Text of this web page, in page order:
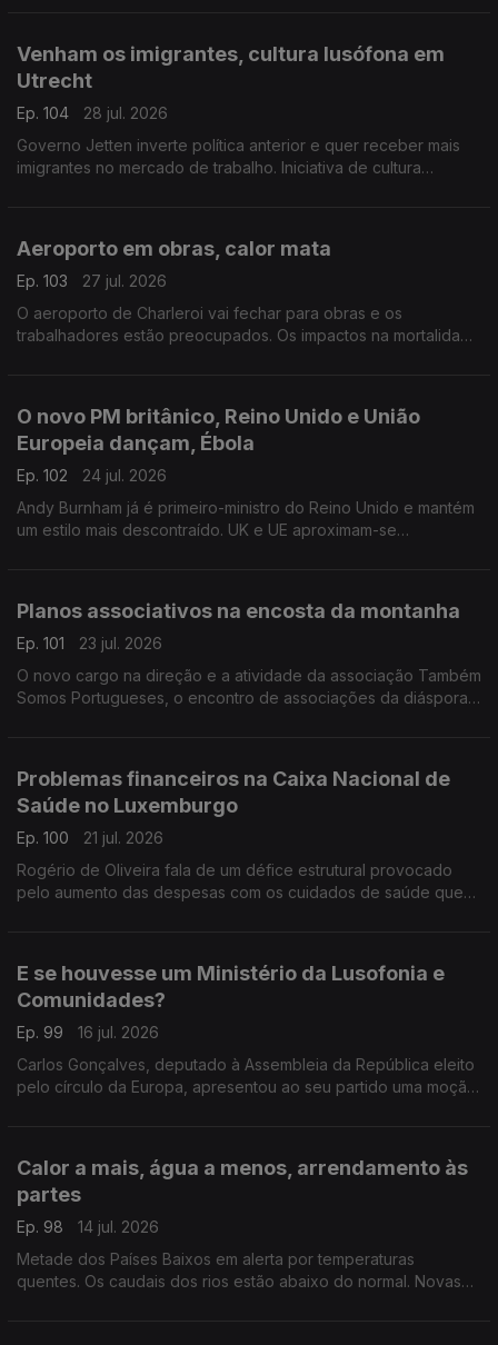
Venham os imigrantes, cultura lusófona em
Utrecht
Ep. 104
28 jul. 2026
Governo Jetten inverte política anterior e quer receber mais
imigrantes no mercado de trabalho. Iniciativa de cultura
Aeroporto em obras, calor mata
Ep. 103
27 jul. 2026
O aeroporto de Charleroi vai fechar para obras e os
trabalhadores estão preocupados. Os impactos na mortalidade
O novo PM britânico, Reino Unido e União
Europeia dançam, Ébola
Ep. 102
24 jul. 2026
Andy Burnham já é primeiro-ministro do Reino Unido e mantém
um estilo mais descontraído. UK e UE aproximam-se
Planos associativos na encosta da montanha
Ep. 101
23 jul. 2026
O novo cargo na direção e a atividade da associação Também
Somos Portugueses, o encontro de associações da diáspora
Problemas financeiros na Caixa Nacional de
Saúde no Luxemburgo
Ep. 100
21 jul. 2026
Rogério de Oliveira fala de um défice estrutural provocado
pelo aumento das despesas com os cuidados de saúde que
E se houvesse um Ministério da Lusofonia e
Comunidades?
Ep. 99
16 jul. 2026
Carlos Gonçalves, deputado à Assembleia da República eleito
pelo círculo da Europa, apresentou ao seu partido uma moção
Calor a mais, água a menos, arrendamento às
partes
Ep. 98
14 jul. 2026
Metade dos Países Baixos em alerta por temperaturas
quentes. Os caudais dos rios estão abaixo do normal. Novas